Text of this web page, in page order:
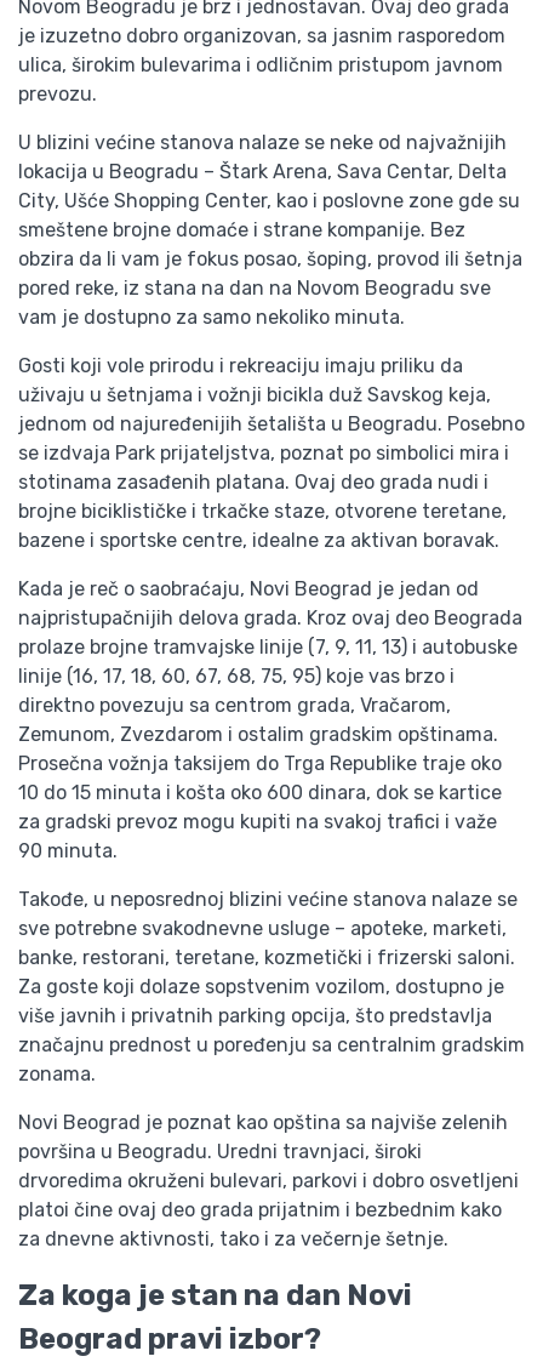
Novom Beogradu je brz i jednostavan. Ovaj deo grada
je izuzetno dobro organizovan, sa jasnim rasporedom
ulica, širokim bulevarima i odličnim pristupom javnom
prevozu.
U blizini većine stanova nalaze se neke od najvažnijih
lokacija u Beogradu – Štark Arena, Sava Centar, Delta
City, Ušće Shopping Center, kao i poslovne zone gde su
smeštene brojne domaće i strane kompanije. Bez
obzira da li vam je fokus posao, šoping, provod ili šetnja
pored reke, iz stana na dan na Novom Beogradu sve
vam je dostupno za samo nekoliko minuta.
Gosti koji vole prirodu i rekreaciju imaju priliku da
uživaju u šetnjama i vožnji bicikla duž Savskog keja,
jednom od najuređenijih šetališta u Beogradu. Posebno
se izdvaja Park prijateljstva, poznat po simbolici mira i
stotinama zasađenih platana. Ovaj deo grada nudi i
brojne biciklističke i trkačke staze, otvorene teretane,
bazene i sportske centre, idealne za aktivan boravak.
Kada je reč o saobraćaju, Novi Beograd je jedan od
najpristupačnijih delova grada. Kroz ovaj deo Beograda
prolaze brojne tramvajske linije (7, 9, 11, 13) i autobuske
linije (16, 17, 18, 60, 67, 68, 75, 95) koje vas brzo i
direktno povezuju sa centrom grada, Vračarom,
Zemunom, Zvezdarom i ostalim gradskim opštinama.
Prosečna vožnja taksijem do Trga Republike traje oko
10 do 15 minuta i košta oko 600 dinara, dok se kartice
za gradski prevoz mogu kupiti na svakoj trafici i važe
90 minuta.
Takođe, u neposrednoj blizini većine stanova nalaze se
sve potrebne svakodnevne usluge – apoteke, marketi,
banke, restorani, teretane, kozmetički i frizerski saloni.
Za goste koji dolaze sopstvenim vozilom, dostupno je
više javnih i privatnih parking opcija, što predstavlja
značajnu prednost u poređenju sa centralnim gradskim
zonama.
Novi Beograd je poznat kao opština sa najviše zelenih
površina u Beogradu. Uredni travnjaci, široki
drvoredima okruženi bulevari, parkovi i dobro osvetljeni
platoi čine ovaj deo grada prijatnim i bezbednim kako
za dnevne aktivnosti, tako i za večernje šetnje.
Za koga je stan na dan Novi
Beograd pravi izbor?